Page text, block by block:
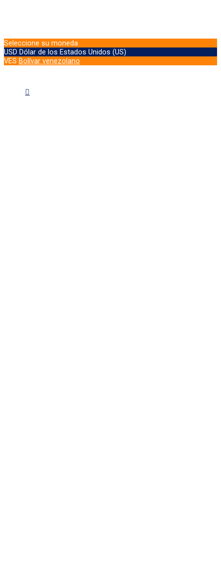
Seleccione su moneda
USD Dólar de los Estados Unidos (US)
VES Bolívar venezolano